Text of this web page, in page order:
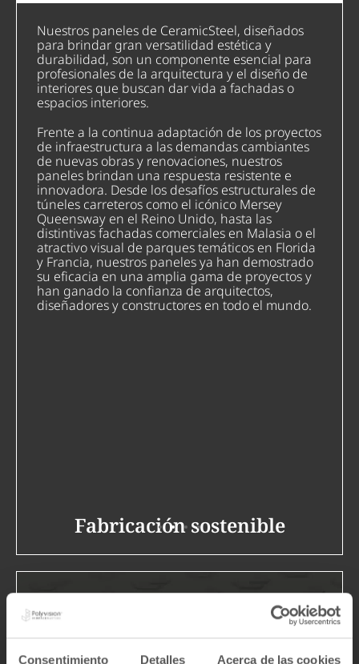
Consentimiento Detalles Acerca de las cookies
Nuestros paneles de CeramicSteel, diseñados
para brindar gran versatilidad estética y
durabilidad, son un componente esencial para
profesionales de la arquitectura y el diseño de
interiores que buscan dar vida a fachadas o
espacios interiores.
Frente a la continua adaptación de los proyectos
de infraestructura a las demandas cambiantes
de nuevas obras y renovaciones, nuestros
paneles brindan una respuesta resistente e
innovadora. Desde los desafíos estructurales de
túneles carreteros como el icónico Mersey
Queensway en el Reino Unido, hasta las
distintivas fachadas comerciales en Malasia o el
atractivo visual de parques temáticos en Florida
y Francia, nuestros paneles ya han demostrado
su eficacia en una amplia gama de proyectos y
han ganado la confianza de arquitectos,
diseñadores y constructores en todo el mundo.
Fabricación sostenible
Hecho con un impacto medioambiental mínimo,
respetando nuestro compromiso con la